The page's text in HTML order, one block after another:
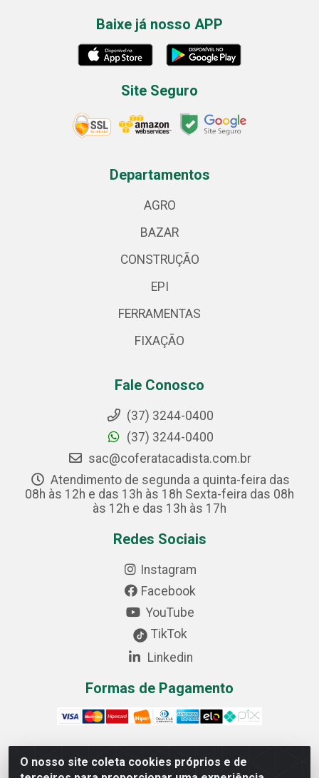
O nosso site coleta cookies próprios e de
Baixe já nosso APP
Site Seguro
Departamentos
AGRO
BAZAR
CONSTRUÇÃO
EPI
FERRAMENTAS
FIXAÇÃO
Fale Conosco
(37) 3244-0400
(37) 3244-0400
sac@coferatacadista.com.br
Atendimento de segunda a quinta-feira das
08h às 12h e das 13h às 18h Sexta-feira das 08h
às 12h e das 13h às 17h
Redes Sociais
Instagram
Facebook
YouTube
TikTok
Linkedin
Formas de Pagamento
Cofer Importadora e Distribuidora LTDA - Avenida